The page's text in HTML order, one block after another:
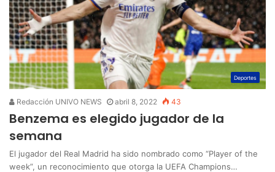
Deportes
Redacción UNIVO NEWS abril 8, 2022 43
Benzema es elegido jugador de la
semana
El jugador del Real Madrid ha sido nombrado como “Player of the
week”, un reconocimiento que otorga la UEFA Champions…